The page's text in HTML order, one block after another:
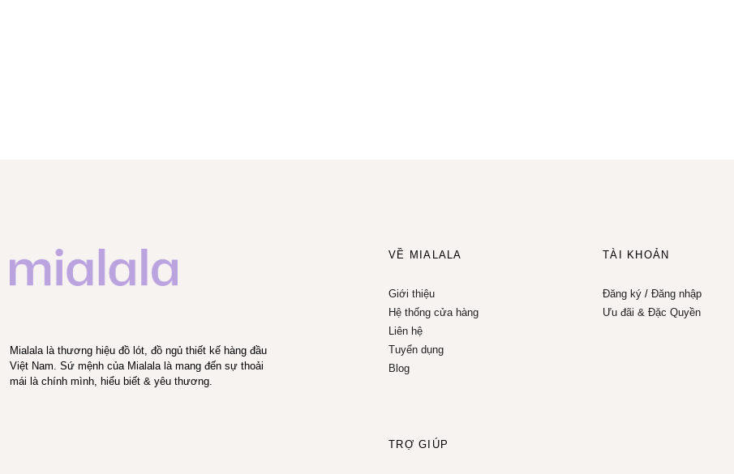
Mialala là thương hiệu đồ lót, đồ ngủ thiết kế hàng đầu
Việt Nam. Sứ mệnh của Mialala là mang đến sự thoải
mái là chính mình, hiểu biết & yêu thương.
VỀ MIALALA
Giới thiệu
Hệ thống cửa hàng
Liên hệ
Tuyển dụng
Blog
TÀI KHOẢN
Đăng ký/ Đăng nhập
Ưu đãi & Đặc Quyền
TRỢ GIÚP